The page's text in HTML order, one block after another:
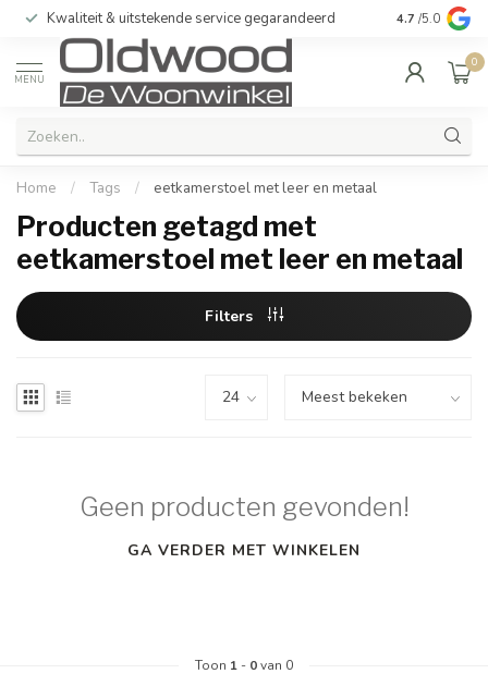
Kwaliteit & uitstekende service gegarandeerd 4.7 /5.0
MENU
0
Home / Tags / eetkamerstoel met leer en metaal
Producten getagd met
eetkamerstoel met leer en metaal
Filters
Geen producten gevonden!
GA VERDER MET WINKELEN
Toon 1 - 0van 0